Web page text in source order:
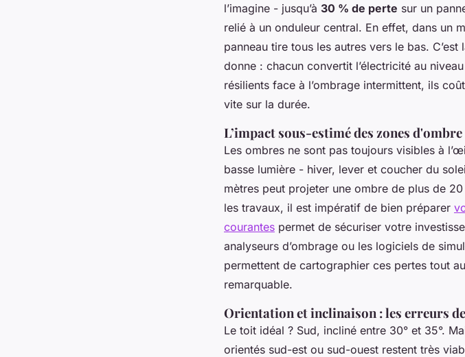
l’imagine - jusqu’à 30 % de perte sur un
relié à un onduleur central. En effet, dans un
panneau tire tous les autres vers le bas. C’est
donne : chacun convertit l’électricité au
résilients face à l’ombrage intermittent, ils
vite sur la durée.
L’impact sous-estimé des zones d'ombre
Les ombres ne sont pas toujours visibles à
basse lumière - hiver, lever et coucher du
mètres peut projeter une ombre de plus de
les travaux, il est impératif de bien préparer
courantes permet de sécuriser votre
analyseurs d’ombrage ou les logiciels de
permettent de cartographier ces pertes tout
remarquable.
Orientation et inclinaison : les erreurs
Le toit idéal ? Sud, incliné entre 30° et 35°.
orientés sud-est ou sud-ouest restent très